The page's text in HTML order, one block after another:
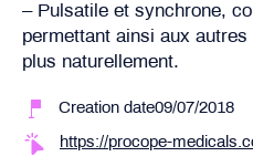
– Pulsatile et synchrone,
permettant ainsi aux
plus naturellement.
Creation date09/07/2018
https://procope-